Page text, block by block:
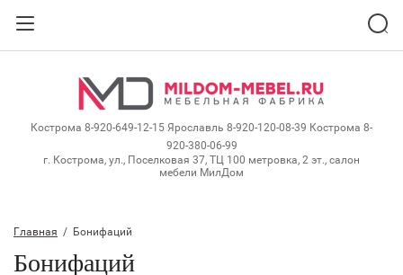
ВХОД В КАБИНЕТ
Забыли пароль?
Кострома 8-920-649-12-15 Ярославль 8-920-120-08-39 Кострома 8-
920-380-06-99
г. Кострома, ул., Поселковая 37, ТЦ 100 метровка, 2 эт., салон
мебели МилДом
Главная
  /  Бонифаций
Бонифаций